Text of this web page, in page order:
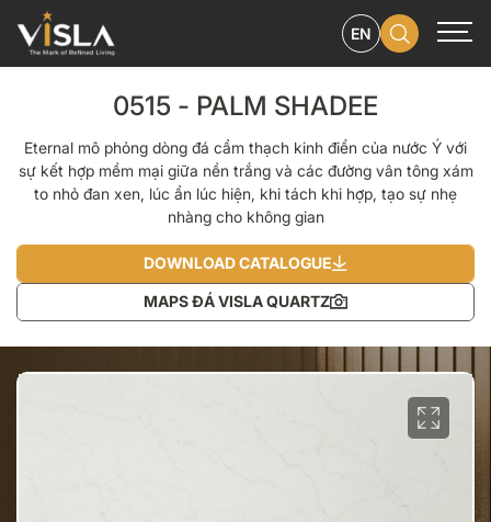
EN
0515 - PALM SHADEE
Eternal mô phỏng dòng đá cẩm thạch kinh điển của nước Ý với
sự kết hợp mềm mại giữa nền trắng và các đường vân tông xám
to nhỏ đan xen, lúc ẩn lúc hiện, khi tách khi hợp, tạo sự nhẹ
nhàng cho không gian
DOWNLOAD CATALOGUE
MAPS ĐÁ VISLA QUARTZ